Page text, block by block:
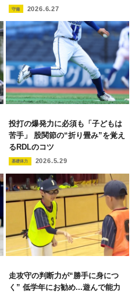
守備 2026.6.27
投打の爆発力に必須も「子どもは
苦手」 股関節の“折り畳み”を覚え
るRDLのコツ
基礎体力 2026.5.29
走攻守の判断力が“勝手に身につ
く” 低学年にお勧め...遊んで能力